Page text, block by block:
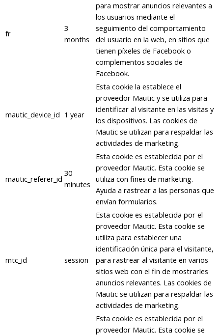
fr
3
months
para mostrar anuncios relevantes a
los usuarios mediante el
seguimiento del comportamiento
del usuario en la web, en sitios que
tienen píxeles de Facebook o
complementos sociales de
Facebook.
mautic_device_id 1 year
Esta cookie la establece el
proveedor Mautic y se utiliza para
identificar al visitante en las visitas y
los dispositivos. Las cookies de
Mautic se utilizan para respaldar las
actividades de marketing.
mautic_referer_id
30
minutes
Esta cookie es establecida por el
proveedor Mautic. Esta cookie se
utiliza con fines de marketing.
Ayuda a rastrear a las personas que
envían formularios.
mtc_id session
Esta cookie es establecida por el
proveedor Mautic. Esta cookie se
utiliza para establecer una
identificación única para el visitante,
para rastrear al visitante en varios
sitios web con el fin de mostrarles
anuncios relevantes. Las cookies de
Mautic se utilizan para respaldar las
actividades de marketing.
Esta cookie es establecida por el
proveedor Mautic. Esta cookie se